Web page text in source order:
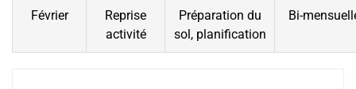
Février
Reprise
activité
Préparation du
sol, planification
Bi-